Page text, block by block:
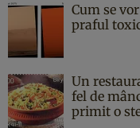
Cum se
praful
Un
fel de
primit o